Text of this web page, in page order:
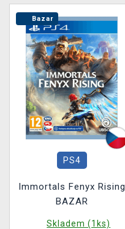
Bazar
PS4
Immortals Fenyx Rising
BAZAR
Skladem (1ks)